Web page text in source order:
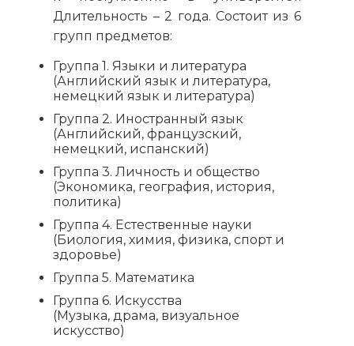
Длительность – 2 года. Состоит из 6
групп предметов:
Группа 1. Языки и литература
(Английский язык и литература,
немецкий язык и литература)
Группа 2. Иностранный язык
(Английский, французский,
немецкий, испанский)
Группа 3. Личность и общество
(Экономика, география, история,
политика)
Группа 4. Естественные науки
(Биология, химия, физика, спорт и
здоровье)
Группа 5. Математика
Группа 6. Искусства
(Музыка, драма, визуальное
искусство)